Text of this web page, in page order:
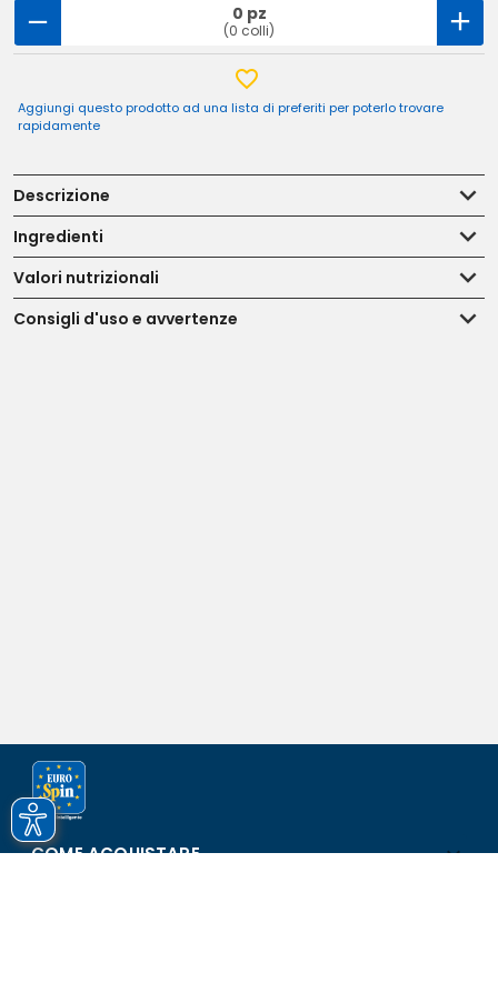
0 pz
(0 colli)
Aggiungi questo prodotto ad una lista di preferiti per poterlo trovare
rapidamente
Descrizione
Ingredienti
Valori nutrizionali
Consigli d'uso e avvertenze
COME ACQUISTARE